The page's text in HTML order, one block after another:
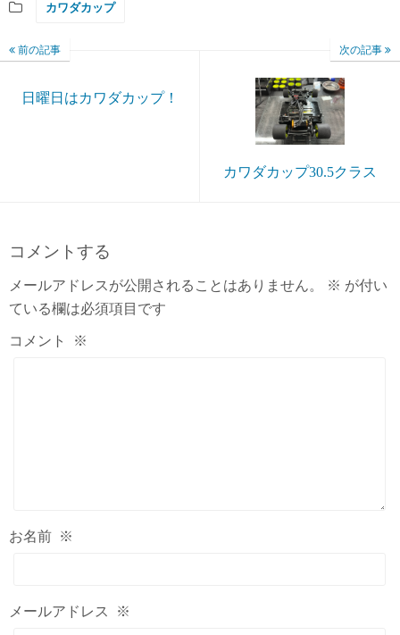
カワダカップ
前の記事
日曜日はカワダカップ！
次の記事
カワダカップ30.5クラス
コメントする
メールアドレスが公開されることはありません。 ※ が付い
ている欄は必須項目です
コメント ※
お名前 ※
メールアドレス ※